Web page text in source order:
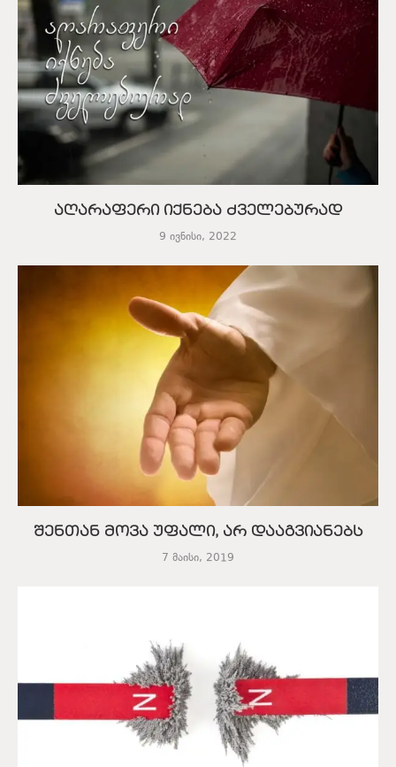
აღარაფერი იქნება ძველებურად
9 ივნისი, 2022
შენთან მოვა უფალი, არ დააგვიანებს
7 მაისი, 2019